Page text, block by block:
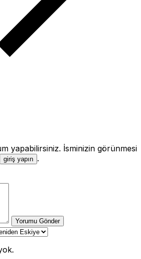
yapabilirsiniz. İsminizin görünmesi
giriş yapın .
Yorumu Gönder